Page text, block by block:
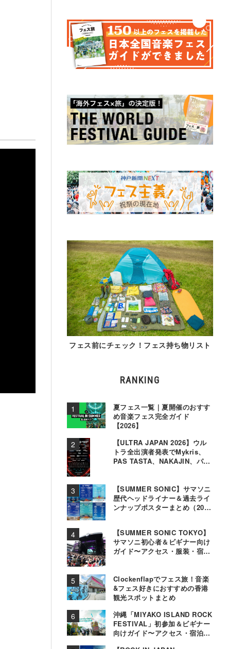
フェス前にチェック！フェス持ち物リスト
RANKING
夏フェス一覧｜夏開催のおすす
め音楽フェス完全ガイド
【2026】
【ULTRA JAPAN 2026】ウル
トラ全出演者発表でMykris、
PAS TASTA、NAKAJIN、パソ
【SUMMER SONIC】サマソニ
歴代ヘッドライナー＆過去ライ
ンナップポスターまとめ（2000
【SUMMER SONIC TOKYO】
サマソニ初心者＆ビギナー向け
ガイド〜アクセス・服装・宿泊
Clockenflapでフェス旅！音楽
&フェス好きにおすすめの香港
観光スポットまとめ
沖縄「MIYAKO ISLAND ROCK
FESTIVAL」初参加＆ビギナー
向けガイド〜アクセス・宿泊・